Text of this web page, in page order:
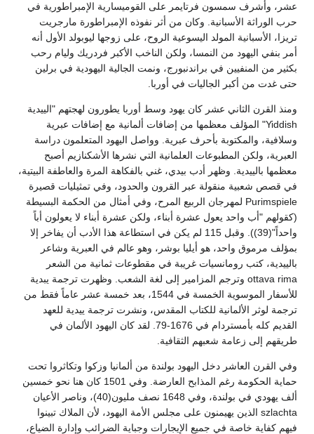
عشر، وأشرف سمسون فرتايمر على القوميسارية الإمبراطورية في
حرب الوراثة الأسبانية. وكان من أثر نفوذه الإمبراطورة مارجريت
تريزا، الأسبانية المولد اليسوعية الروح، على زوجها ليوبولد الأول أنه
أمر بنفي اليهود من النمسا، ولكن الناخب الأكبر فردريك وليام رحب
بكثير من المنفيين في براندنبورج، ونمت الجالية اليهودية في برلين
حتى غدت من أكبر الجاليات في أوربا.
ومنذ القرن الثاني عشر كان يهود وسط أوربا يطورون لهجتهم "الييدية
Yiddish" المؤلف معظمها من إضافات ألمانية مع إضافات عبرية
وسلافية، والمكتوبة بأحرف عبرية. وواصل اليهود المتعلمون دراسة
العبرية، ولكن المطبوعات العلمانية التي نشرها الأشكنازيم أصبح
معظمها بالييدية. وظهر أدب بيدي، غني بالفكاهة المرة والعاطفة البيتية،
في قصص شعبية منقولة عبر القرون والحدود، وفي تمثيليات قصيرة
Purimspiele لمهرجان الربيع المرح، وفي أمثال من الحكمة البسيطة
(كقولهم "أب واحد يعول عشرة أبناء، ولكن عشرة أبناء لا يعولون أباً
واحداً"(39)). وقبل 115 لم يكن في استطاعة هذا الأدب أن يفاخر إلا
بمؤلف مرموق واحد، هو أيليا بوشر، وهو عالم في العبرية وشاعر
بالييدية، كتب رومانسيات غريبة في مقطوعات ثمانية من الشعر
ottava rima وترجم المزامير إلى لغة الشعب. وظهرت ترجمة يبدية
للأسفار الموسوية الخمسة في 1544، بعد خمسة عشر عاماً فقط من
ترجمة لوثر الألمانية للكتاب المقدس، ونشرت ترجمة ييدية للعهد
القديم كله بأمستردام في 1676-79. لقد كان اليهود الألمان في
طريقهم إلى زعامة شعبهم الثقافية.
وفي القرن العاشر دخل اليهود بولندة من ألمانيا وزكوا وتكاثروا تحت
حماية الحكومة رغم المذابح العارضة. وفي 1501 كان هنا نحو خمسين
ألف يهودي في بولندة، وفي 1648 نصف مليون(40)، وناصر الأعيان
szlachta الذين يهيمنون على مجلس الأمة اليهود، لأن الملاك تبينوا
فيهم كفاية خاصة في جميع الإيجارات وجباية الضرائب وإدارة الضياع،